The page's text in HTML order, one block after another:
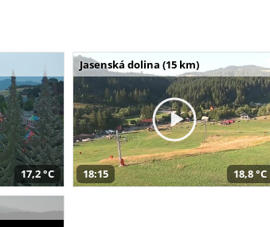
17,2 °C
Jasenská dolina (15 km)
18:15 18,8 °C